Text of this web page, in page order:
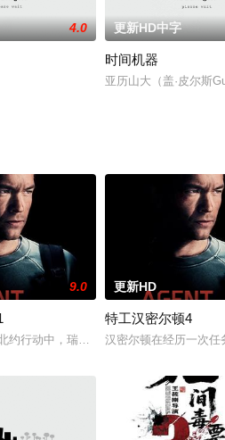
别侦查贪污及洗黑钱案，但苦无线索
4.0 更新HD中字
时间机器
亚历山大（盖·皮尔斯
依依，被迫出手击杀黑帮一伙而暴露
9.0
约行动中，瑞典攻击潜水员遇害。汉密
更新HD
特工汉密尔顿4
汉密尔顿在经历一次